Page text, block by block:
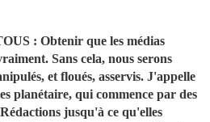
: Obtenir que les médias
Sans cela, nous serons
et floués, asservis. J'appelle
planétaire, qui commence par des
jusqu'à ce qu'elles